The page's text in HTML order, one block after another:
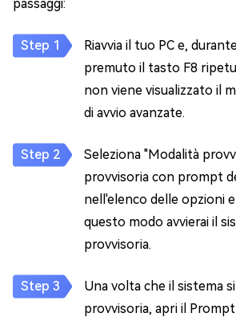
passaggi:
Riavvia il tuo PC e,
premuto il tasto F8
non viene visualizzato il
di avvio avanzate.
Seleziona "Modalità
provvisoria con prompt
nell'elenco delle opzioni
questo modo avvierai il
provvisoria.
Una volta che il sistema
provvisoria, apri il